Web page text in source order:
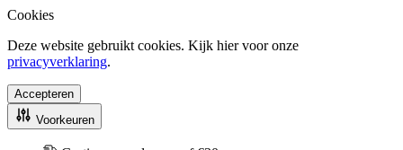
Cookies
Deze website gebruikt cookies. Kijk hier voor onze
privacyverklaring.
Accepteren
Voorkeuren